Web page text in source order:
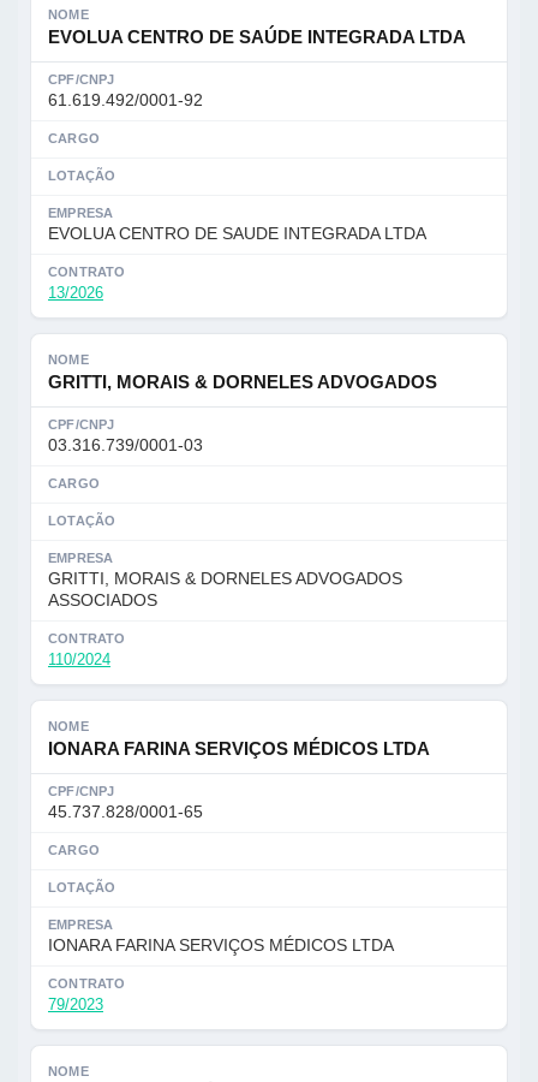
NOME
EVOLUA CENTRO DE SAÚDE INTEGRADA LTDA
CPF/CNPJ
61.619.492/0001-92
CARGO
LOTAÇÃO
EMPRESA
EVOLUA CENTRO DE SAUDE INTEGRADA LTDA
CONTRATO
13/2026
NOME
GRITTI, MORAIS & DORNELES ADVOGADOS
CPF/CNPJ
03.316.739/0001-03
CARGO
LOTAÇÃO
EMPRESA
GRITTI, MORAIS & DORNELES ADVOGADOS
ASSOCIADOS
CONTRATO
110/2024
NOME
IONARA FARINA SERVIÇOS MÉDICOS LTDA
CPF/CNPJ
45.737.828/0001-65
CARGO
LOTAÇÃO
EMPRESA
IONARA FARINA SERVIÇOS MÉDICOS LTDA
CONTRATO
79/2023
NOME